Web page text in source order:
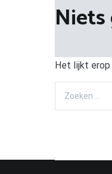
Het lijkt erop
Zoeken
naar: